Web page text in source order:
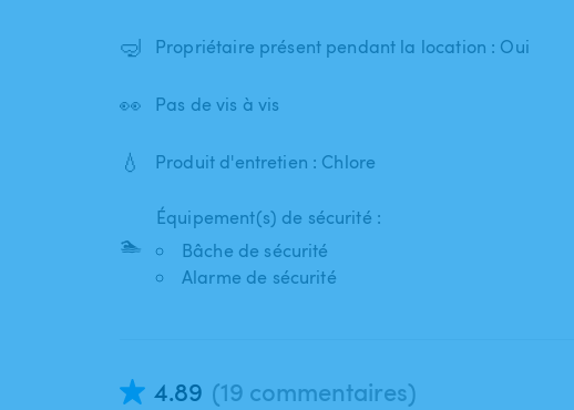
🤿 Propriétaire présent pendant la location : Oui
👀 Pas de vis à vis
💧 Produit d'entretien : Chlore
🏊
Équipement(s) de sécurité :
Bâche de sécurité
Alarme de sécurité
4.89 (19 commentaires)